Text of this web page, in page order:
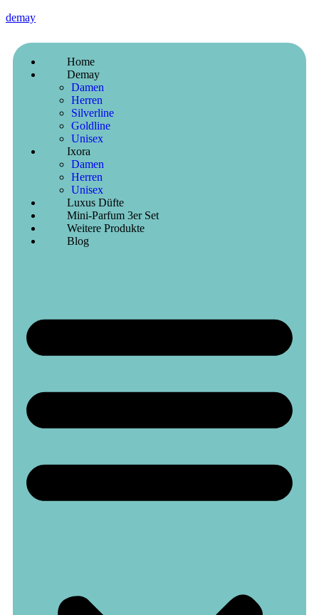
demay
Home
Demay
Damen
Herren
Silverline
Goldline
Unisex
Ixora
Damen
Herren
Unisex
Luxus Düfte
Mini-Parfum 3er Set
Weitere Produkte
Blog